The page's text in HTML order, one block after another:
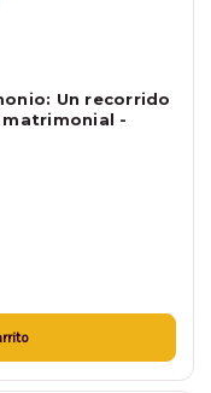
Un recorrido
-